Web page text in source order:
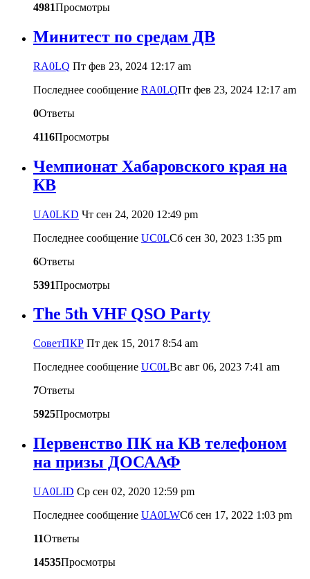
4981Просмотры
Минитест по средам ДВ
RA0LQ Пт фев 23, 2024 12:17 am
Последнее сообщение RA0LQПт фев 23, 2024 12:17 am
0Ответы
4116Просмотры
Чемпионат Хабаровского края на
КВ
UA0LKD Чт сен 24, 2020 12:49 pm
Последнее сообщение UC0LСб сен 30, 2023 1:35 pm
6Ответы
5391Просмотры
The 5th VHF QSO Party
CоветПКР Пт дек 15, 2017 8:54 am
Последнее сообщение UC0LВс авг 06, 2023 7:41 am
7Ответы
5925Просмотры
Первенство ПК на КВ телефоном
на призы ДОСААФ
UA0LID Ср сен 02, 2020 12:59 pm
Последнее сообщение UA0LWСб сен 17, 2022 1:03 pm
11Ответы
14535Просмотры